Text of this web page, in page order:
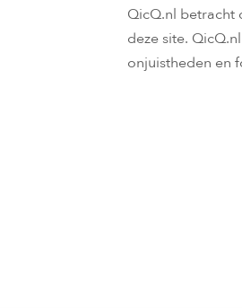
QicQ.nl betracht
deze site.
onjuistheden en